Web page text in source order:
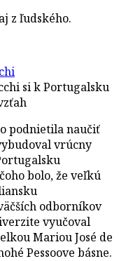
z ľudského.
si k Portugalsku
podnietila naučiť
vrúcny
bolo, že veľkú
odborníkov
vyučoval
Mariou José de
Pessoove básne.